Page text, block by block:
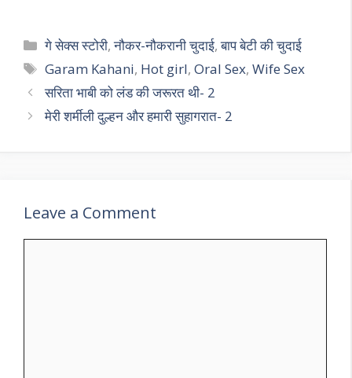
Categories
गे सेक्स स्टोरी,नौकर-नौकरानी चुदाई,बाप बेटी की चुदाई
Tags
Garam Kahani, Hot girl,Oral Sex,Wife Sex
सरिता भाबी को लंड की जरूरत थी- 2
मेरी शर्मीली दुल्हन और हमारी सुहागरात- 2
Leave a Comment